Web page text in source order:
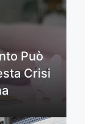
Può
Crisi